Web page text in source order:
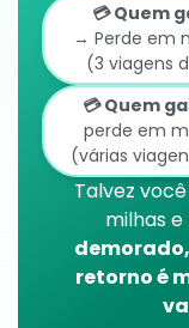
💳 Quem
→ Perde em
(3 viagens
💳 Quem
perde em
(várias
Talvez
milhas
retorno é